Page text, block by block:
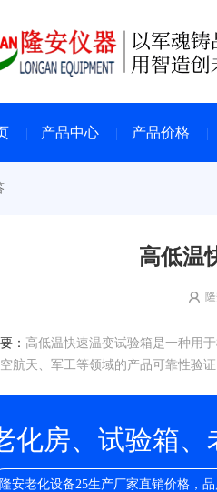
产品中心 产品价格
高低温
： 高低温快速温变试验箱是一种用
航天、军工等领域的产品可靠性验
化房、试验箱、
隆安老化设备25生产厂家直销价格，